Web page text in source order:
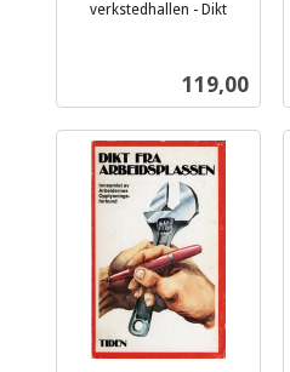
verkstedhallen - Dikt
Pris
119,00